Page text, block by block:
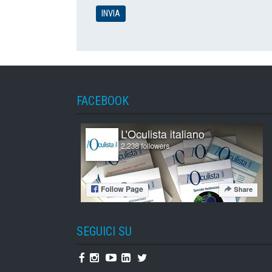
FACEBOOK
SEGUICI SU
Facebook
Instagram
YoutubeLinkedin
Twitter